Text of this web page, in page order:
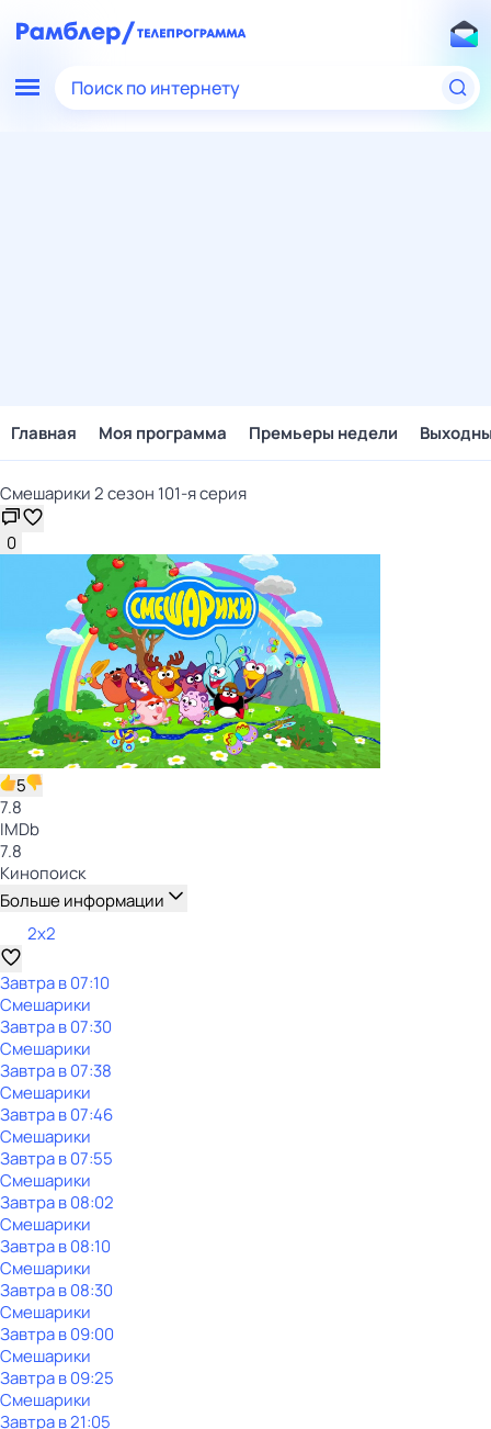
Поиск по интернету
Главная Моя программа Премьеры недели
Смешарики 2 сезон 101-я серия
0
5
7.8
IMDb
7.8
Кинопоиск
Больше информации
2x2
Завтра в 07:10
Смешарики
Завтра в 07:30
Смешарики
Завтра в 07:38
Смешарики
Завтра в 07:46
Смешарики
Завтра в 07:55
Смешарики
Завтра в 08:02
Смешарики
Завтра в 08:10
Смешарики
Завтра в 08:30
Смешарики
Завтра в 09:00
Смешарики
Завтра в 09:25
Смешарики
Завтра в 21:05